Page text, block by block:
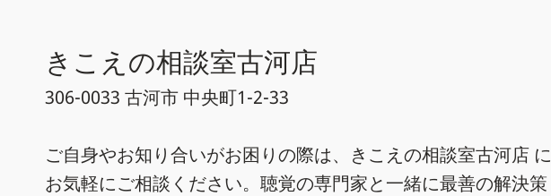
きこえの相談室古河店
306-0033 古河市 中央町1-2-33
ご自身やお知り合いがお困りの際は、きこえの相談室古河店 に
お気軽にご相談ください。聴覚の専門家と一緒に最善の解決策